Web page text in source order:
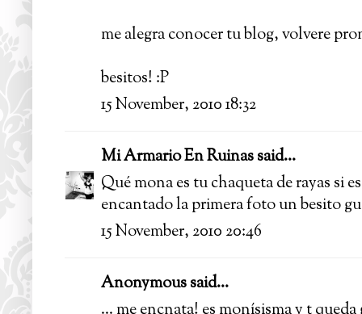
me alegra conocer tu blog, volvere
besitos! :P
15 November, 2010 18:32
Mi Armario En Ruinassaid...
Qué mona es tu chaqueta de rayas si
encantado la primera foto un besito
15 November, 2010 20:46
Anonymous said...